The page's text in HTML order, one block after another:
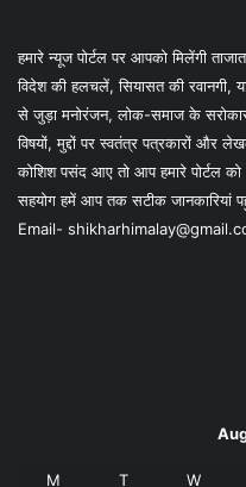
हमारे न्यूज पोर्टल पर आपको मिलेंगी
विदेश की हलचलें, सियासत की रवानगी,
से जुड़ा मनोरंजन, लोक-समाज के सरोकार,
विषयों, मुद्दों पर स्वतंत्र पत्रकारों
कोशिश पसंद आए तो आप हमारे
सहयोग हमें आप तक सटीक जानकारियां
Email-
M T W